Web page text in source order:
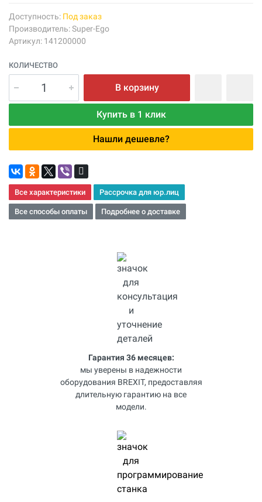
Доступность: Под заказ
Производитель:Super-Ego
Артикул: 141200000
КОЛИЧЕСТВО
В корзину
Купить в 1 клик
Нашли дешевле?
Все характеристики Рассрочка для юр.лиц
Все способы оплаты Подробнее о доставке
Гарантия 36 месяцев:
мы уверены в надежности
оборудования BREXIT, предоставляя
длительную гарантию на все
модели.